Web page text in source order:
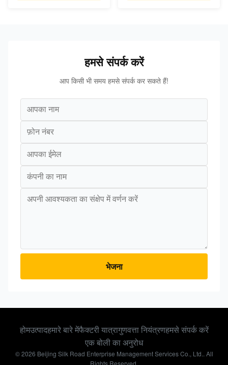
हमसे संपर्क करें
आप किसी भी समय हमसे संपर्क कर सकते हैं!
भेजना
होमउत्पादहमारे बारे मेंफैक्टरी यात्रागुणवत्ता नियंत्रणहमसे संपर्क करें
एक बोली का अनुरोध
© 2026 Beijing Silk Road Enterprise Management Services Co., Ltd.. All
Rights Reserved.